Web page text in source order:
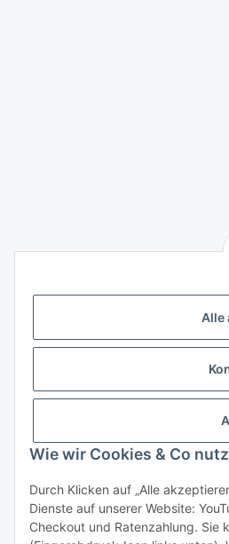
Alle
Wie wir Cookies & Co
Durch Klicken auf „Alle
Dienste auf unserer Website:
Checkout und Ratenzahlung. Sie